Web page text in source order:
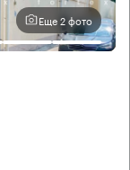
Еще 2 фото